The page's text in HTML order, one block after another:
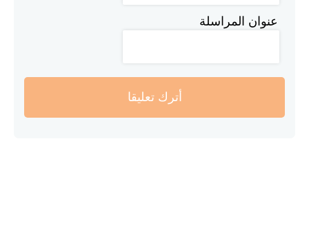
عنوان المراسلة
أترك تعليقا